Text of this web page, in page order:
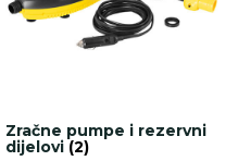
Zračne pumpe i rezervni
dijelovi (2)